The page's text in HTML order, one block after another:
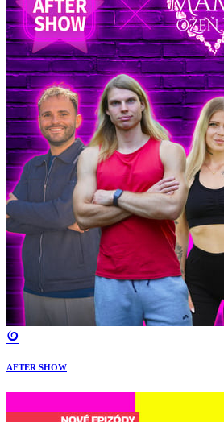
AFTER SHOW